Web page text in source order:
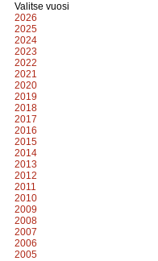
Valitse vuosi
2026
2025
2024
2023
2022
2021
2020
2019
2018
2017
2016
2015
2014
2013
2012
2011
2010
2009
2008
2007
2006
2005